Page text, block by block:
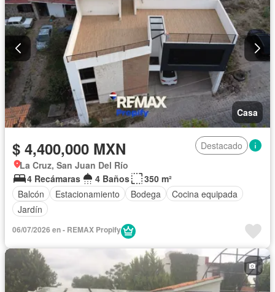
Casa
$ 4,400,000 MXN
Destacado
La Cruz, San Juan Del Río
4 Recámaras
4 Baños
350 m²
Balcón
Estacionamiento Bodega
Cocina equipada
Jardín
06/07/2026 en - REMAX Propify